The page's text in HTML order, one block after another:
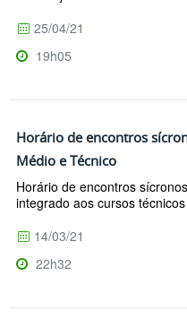
25/04/21
19h05
Horário de encontros
Médio e Técnico
Horário de encontros
integrado aos cursos
14/03/21
22h32